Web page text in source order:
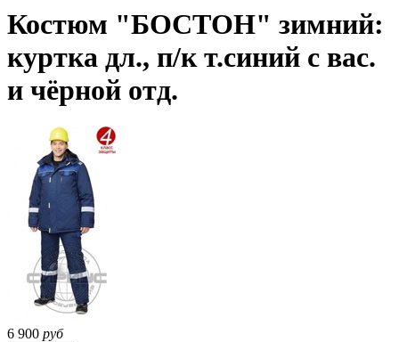
Костюм "БОСТОН" зимний:
куртка дл., п/к т.синий с вас.
и чёрной отд.
6 900 руб